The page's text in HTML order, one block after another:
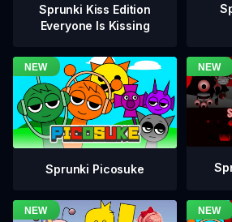
Sprunki Kiss Edition
Everyone Is Kissing
Sprunki Picosuke